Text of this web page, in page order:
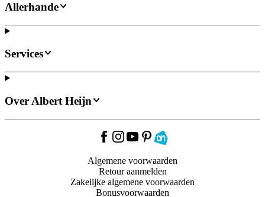
Allerhande
Services
Over Albert Heijn
Algemene voorwaarden
Retour aanmelden
Zakelijke algemene voorwaarden
Bonusvoorwaarden